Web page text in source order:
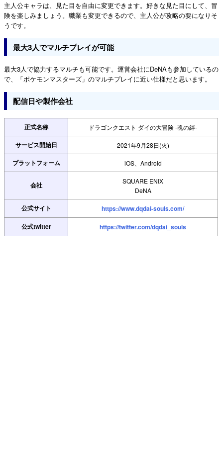
主人公キャラは、見た目を自由に変更できます。好きな見た目にして、冒
険を楽しみましょう。職業も変更できるので、主人公が攻略の要になりそ
うです。
最大3人でマルチプレイが可能
最大3人で協力するマルチも可能です。運営会社にDeNAも参加しているの
で、「ポケモンマスターズ」のマルチプレイに近い仕様だと思います。
配信日や製作会社
正式名称 ドラゴンクエスト ダイの大冒険 -魂の絆-
サービス開始日 2021年9月28日(火)
プラットフォーム iOS、Android
会社
SQUARE ENIX
DeNA
公式サイト
https://www.dqdai-souls.com/
公式twitter
https://twitter.com/dqdai_souls